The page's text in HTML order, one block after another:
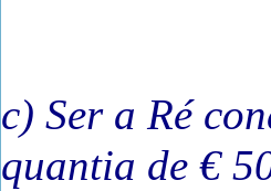
c) Ser a Ré
quantia de €